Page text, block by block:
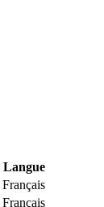
Langue
Français
Français